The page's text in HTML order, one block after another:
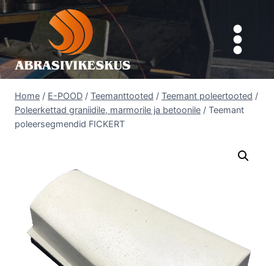
Skip
to
content
Home / E-POOD / Teemanttooted / Teemant poleertooted /
Poleerkettad graniidile, marmorile ja betoonile / Teemant
poleersegmendid FICKERT